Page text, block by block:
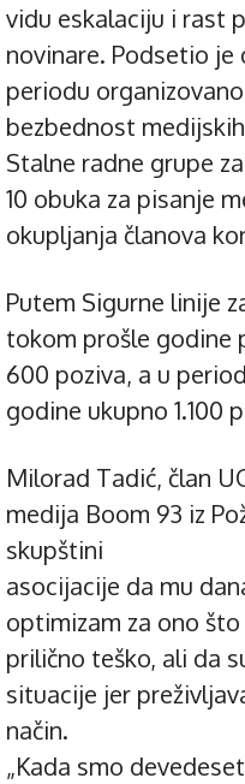
vidu eskalaciju i rast
novinare. Podsetio
periodu
bezbednost
Stalne radne grupe
10 obuka za pisanje
okupljanja članova
Putem Sigurne linije
tokom prošle godine
600 poziva, a u
godine ukupno 1.100
Milorad Tadić, član
medija Boom 93 iz
skupštini
asocijacije da mu
optimizam za ono
prilično teško, ali da
situacije jer
način.
„Kada smo